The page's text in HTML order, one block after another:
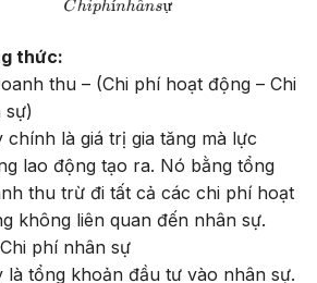
thức:
thu – (Chi phí hoạt động – Chi
sự)
chính là giá trị gia tăng mà lực
lao động tạo ra. Nó bằng tổng
thu trừ đi tất cả các chi phí hoạt
không liên quan đến nhân sự.
Chi phí nhân sự
là tổng khoản đầu tư vào nhân sự.